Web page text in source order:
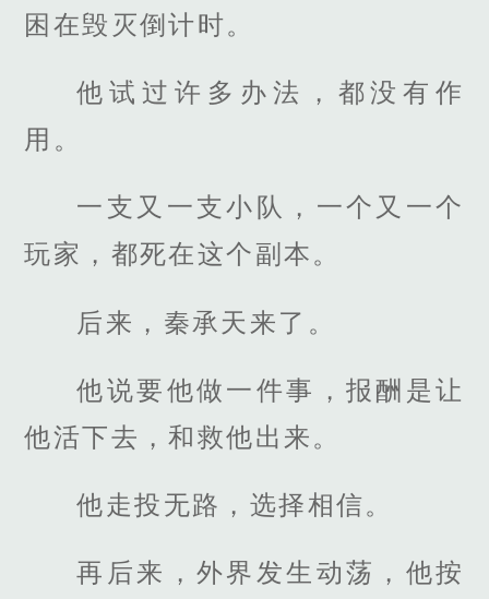
困在毁灭倒计时。
他试过许多办法，都没有作
用。
一支又一支小队，一个又一个
玩家，都死在这个副本。
后来，秦承天来了。
他说要他做一件事，报酬是让
他活下去，和救他出来。
他走投无路，选择相信。
再后来，外界发生动荡，他按